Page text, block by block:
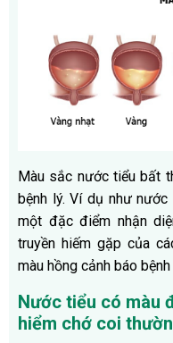
Màu sắc nước tiểu bất
bệnh lý. Ví dụ như
một đặc điểm nhận
truyền hiếm gặp của
màu hồng cảnh báo
Nước tiểu có màu
hiểm chớ coi